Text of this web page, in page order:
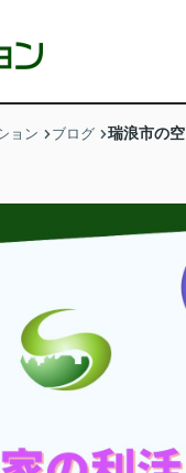
ョン ブログ 瑞浪市の